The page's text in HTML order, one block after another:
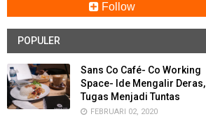
Follow
POPULER
Sans Co Café- Co Working
Space- Ide Mengalir Deras,
Tugas Menjadi Tuntas
FEBRUARI 02, 2020